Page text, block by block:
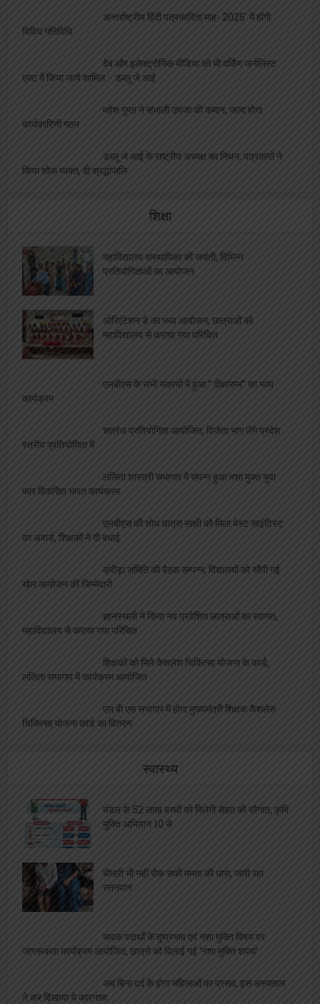
अन्तर्राष्ट्रीय हिंदी पत्रकारिता माह- 2025′ में होंगी
विविध गतिविधि
वेब और इलेक्ट्रोनिक मीडिया को भी वर्किंग जर्नलिस्ट
एक्ट में किया जाये शामिल :- डब्लू जे आई
महेश गुप्ता ने संभाली उपजा की कमान, जल्द होगा
कार्यकारिणी गठन
डब्लू जे आई के राष्ट्रीय अध्यक्ष का निधन, पत्रकारों ने
किया शोक व्यक्त, दी श्रद्धांजलि
शिक्षा
महाविद्यालय संस्थापिका की जयंती, विभिन्न
प्रतियोगिताओं का आयोजन
ओरिएंटेशन डे का भब्य आयोजन, छात्राओं को
महाविद्यालय से कराया गया परिचित
एलबीएस के सभी संकायों में हुआ ” दीक्षारम्भ” का भव्य
कार्यक्रम
शतरंज प्रतियोगिता आयोजित, विजेता भाग लेंगे प्रदेश
स्तरीय प्रतियोगिता में
ललिता शास्त्री सभागार में संपन्न हुआ नशा मुक्त युवा
फार विकसित भारत कार्यक्रम
एलबीएस की शोध छात्रा साक्षी को मिला बेस्ट साइंटिस्ट
का अवार्ड, शिक्षकों ने दी बधाई
क्रीड़ा समिति की बैठक सम्पन्न, विद्यालयों को सौंपी गई
खेल आयोजन की जिम्मेदारी
ज्ञानस्थली ने किया नव प्रवेशित छात्राओं का स्वागत,
महाविद्यालय से कराया गया परिचित
शिक्षकों को मिले कैशलेश चिकित्सा योजना के कार्ड,
ललिता सभागार में कार्यक्रम आयोजित
एल बी एस सभागार में होगा मुख्यमंत्री शिक्षक कैशलेस
चिकित्सा योजना कार्ड का वितरण
स्वास्थ्य
मंडल के 52 लाख बच्चों को मिलेगी सेहत की सौगात, कृमि
मुक्ति अभियान 10 से
बीमारी भी नहीं रोक सकी ममता की धारा, जारी रहा
स्तनपान
मादक पदार्थों के दुष्प्रभाव एवं नशा मुक्ति विषय पर
जागरूकता कार्यक्रम आयोजित, छात्रों को दिलाई गई ‘नशा मुक्ति शपथ’
अब बिना दर्द के होगा महिलाओं का प्रसव, इस अस्पताल
ने कर दिखाया ये कारनामा